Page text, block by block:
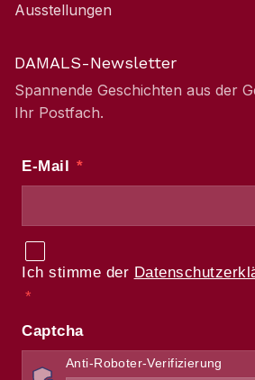
Ausstellungen
DAMALS-Newsletter
Spannende Geschichten aus der
Ihr Postfach.